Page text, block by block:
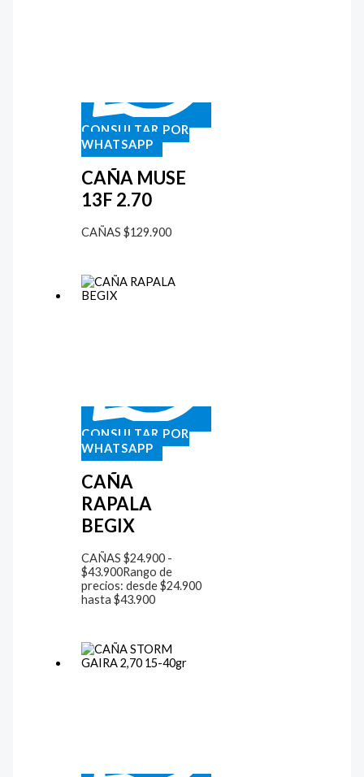
CONSULTAR POR
WHATSAPP
CAÑA MUSE
13F 2.70
CAÑAS $129.900
CONSULTAR POR
WHATSAPP
CAÑA
RAPALA
BEGIX
CAÑAS $24.900 -
$43.900Rango de
precios: desde $24.900
hasta $43.900